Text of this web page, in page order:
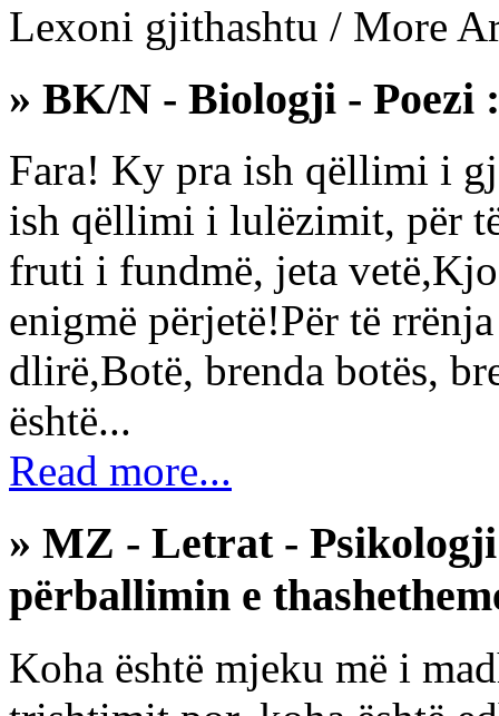
Lexoni gjithashtu / More
» BK/N - Biologji - Poezi
Fara! Ky pra ish qëllimi i
ish qëllimi i lulëzimit, për
fruti i fundmë, jeta
enigmë përjetë!Për të
dlirë,Botë, brenda botës,
është...
Read more...
» MZ - Letrat -
përballimin e
Koha është mjeku më i